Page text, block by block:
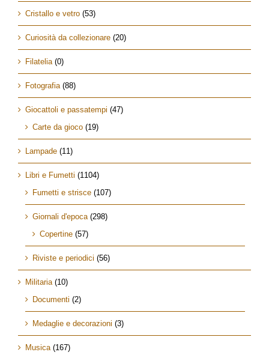
Cristallo e vetro (53)
Curiosità da collezionare (20)
Filatelia (0)
Fotografia (88)
Giocattoli e passatempi (47)
Carte da gioco (19)
Lampade (11)
Libri e Fumetti (1104)
Fumetti e strisce (107)
Giornali d'epoca (298)
Copertine (57)
Riviste e periodici (56)
Militaria (10)
Documenti (2)
Medaglie e decorazioni (3)
Musica (167)